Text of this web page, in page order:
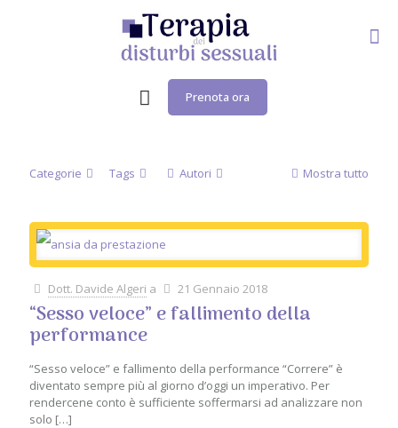
Prenota ora
Categorie Tags Autori Mostra tutto
Dott. Davide Algeri a 21 Gennaio 2018
“Sesso veloce” e fallimento della
performance
“Sesso veloce” e fallimento della performance “Correre” è
diventato sempre più al giorno d’oggi un imperativo. Per
rendercene conto è sufficiente soffermarsi ad analizzare non
solo […]